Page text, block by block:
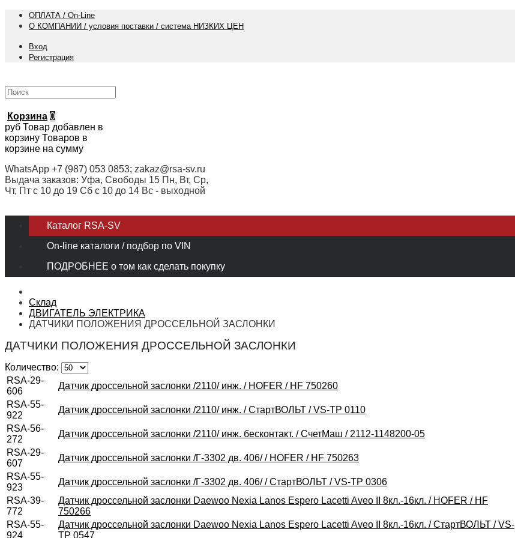
ОПЛАТА / On-Line
О КОМПАНИИ / условия поставки / система НИЗКИХ ЦЕН
Вход
Регистрация
Корзина 0
руб Товар добавлен в
корзину Товаров в
корзине на сумму
WhatsApp +7 (987) 053 0853; zakaz@rsa-sv.ru
Выдача заказов: Уфа, Свободы 15 Пн, Вт, Ср,
Чт, Пт с 10 до 19 Сб с 10 до 14 Вс - выходной
Каталог RSA-SV
On-line каталоги / подбор по VIN
ПОДРОБНЕЕ о том как сделать покупку
Склад
ДВИГАТЕЛЬ ЭЛЕКТРИКА
ДАТЧИКИ ПОЛОЖЕНИЯ ДРОССЕЛЬНОЙ ЗАСЛОНКИ
ДАТЧИКИ ПОЛОЖЕНИЯ ДРОССЕЛЬНОЙ ЗАСЛОНКИ
Количество:
RSA-29-
606
Датчик дроссельной заслонки /2110/ инж. / HOFER / HF 750260
RSA-55-
922
Датчик дроссельной заслонки /2110/ инж. / СтартВОЛЬТ / VS-TP 0110
RSA-56-
272
Датчик дроссельной заслонки /2110/ инж. бесконтакт. / СчетМаш / 2112-1148200-05
RSA-29-
607
Датчик дроссельной заслонки /Г-3302 дв. 406/ / HOFER / HF 750263
RSA-55-
923
Датчик дроссельной заслонки /Г-3302 дв. 406/ / СтартВОЛЬТ / VS-TP 0306
RSA-39-
772
Датчик дроссельной заслонки Daewoo Nexia Lanos Espero Lacetti Aveo II 8кл.-16кл. / HOFER / HF
750266
RSA-55-
924
Датчик дроссельной заслонки Daewoo Nexia Lanos Espero Lacetti Aveo II 8кл.-16кл. / СтартВОЛЬТ / VS-
TP 0547